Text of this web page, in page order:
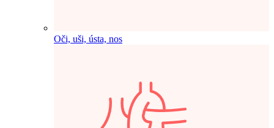
Oči, uši, ústa, nos